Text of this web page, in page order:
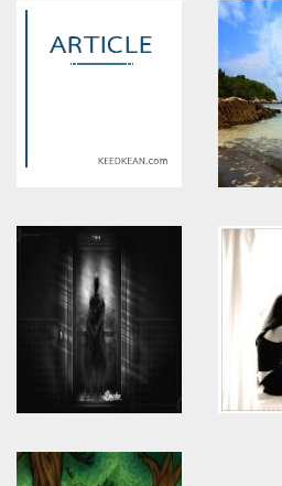
Warning: Use of undefined
constant article_topic -
assumed 'article_topic' (this
will throw an Error in a future
version of PHP) in
/home/keedkean/domains/
on line
534
ของขวัญ
Warning:
assumed
will throw
/home/
ห้วงห
Warning: Use of undefined
constant article_topic -